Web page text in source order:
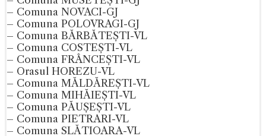
– Comuna NOVACI-GJ
– Comuna POLOVRAGI-GJ
– Comuna BĂRBĂTEȘTI-VL
– Comuna COSTEȘTI-VL
– Comuna FRÂNCEȘTI-VL
– Orasul HOREZU-VL
– Comuna MĂLDĂREȘTI-VL
– Comuna MIHĂIEȘTI-VL
– Comuna PĂUȘEȘTI-VL
– Comuna PIETRARI-VL
– Comuna SLĂTIOARA-VL